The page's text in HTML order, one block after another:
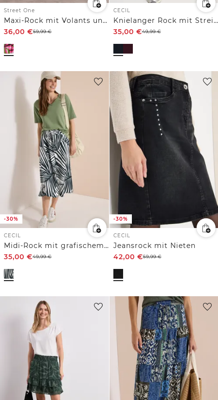
Street One
Maxi-Rock mit Volants und Print
36,00 €59,99€
CECIL
Knielanger Rock mit Streifendetail
35,00 €49,99€
-30%
CECIL
Midi-Rock mit grafischem Muster
35,00 €49,99€
-30%
CECIL
Jeansrock mit Nieten
42,00 €59,99€